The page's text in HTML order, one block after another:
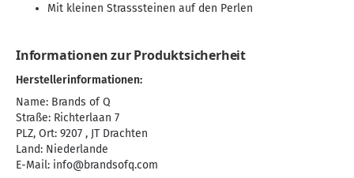
Mit kleinen Strasssteinen auf den Perlen
Informationen zur Produktsicherheit
Herstellerinformationen:
Name: Brands of Q
Straße: Richterlaan 7
PLZ, Ort: 9207 , JT Drachten
Land: Niederlande
E-Mail: info@brandsofq.com